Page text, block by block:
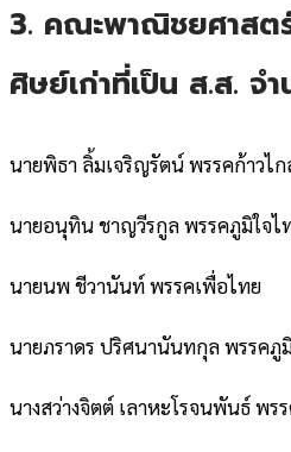
3. คณะพาณิชยศาสต
ศิษย์เก่าที่เป็น ส.ส. จ
นายพิธา ลิ้มเจริญรัตน์ พรรคก้าวไ
นายอนุทิน ชาญวีรกูล พรรคภูมิใจไ
นายนพ ชีวานันท์ พรรคเพื่อไทย
นายภราดร ปริศนานันทกุล พรรคภู
นางสว่างจิตต์ เลาหะโรจนพันธ์ พร